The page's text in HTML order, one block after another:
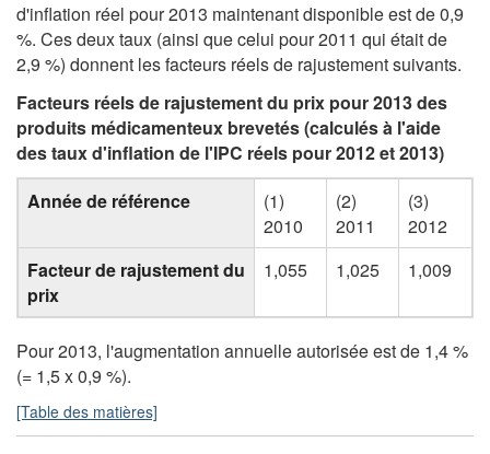
d'inflation réel pour 2013 maintenant disponible est de 0,9
%. Ces deux taux (ainsi que celui pour 2011 qui était de
2,9 %) donnent les facteurs réels de rajustement suivants.
Facteurs réels de rajustement du prix pour 2013 des
produits médicamenteux brevetés (calculés à l'aide
des taux d'inflation de l'IPC réels pour 2012 et 2013)
Année de référence
(1)
2010
(2)
2011
(3)
2012
Facteur de rajustement du
prix
1,055 1,025 1,009
Pour 2013, l'augmentation annuelle autorisée est de 1,4 %
(= 1,5 x 0,9 %).
[Table des matières]